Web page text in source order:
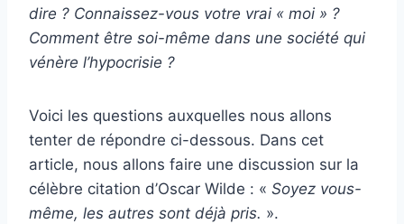
dire ? Connaissez-vous votre vrai « moi » ?
Comment être soi-même dans une société qui
vénère l’hypocrisie ?
Voici les questions auxquelles nous allons
tenter de répondre ci-dessous. Dans cet
article, nous allons faire une discussion sur la
célèbre citation d’Oscar Wilde : « Soyez vous-
même, les autres sont déjà pris. ».